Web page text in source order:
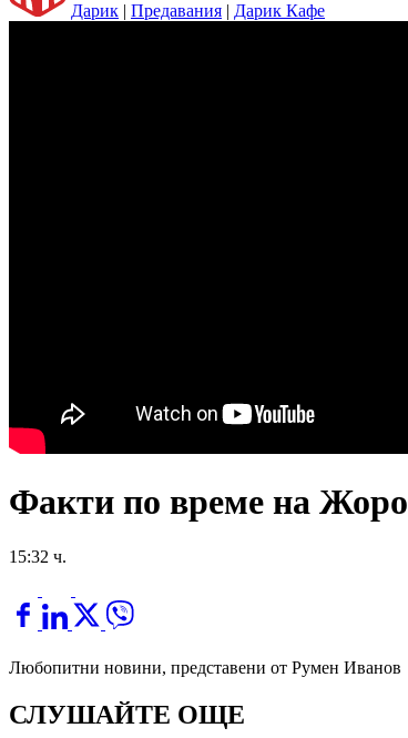
Дарик | Предавания | Дарик Кафе
Факти по време на Жоро
15:32 ч.
Любопитни новини, представени от Румен Иванов
СЛУШАЙТЕ ОЩЕ